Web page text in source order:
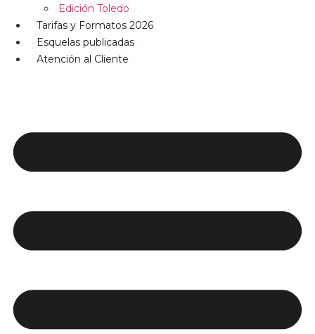
Edición Toledo
Tarifas y Formatos 2026
Esquelas publicadas
Atención al Cliente